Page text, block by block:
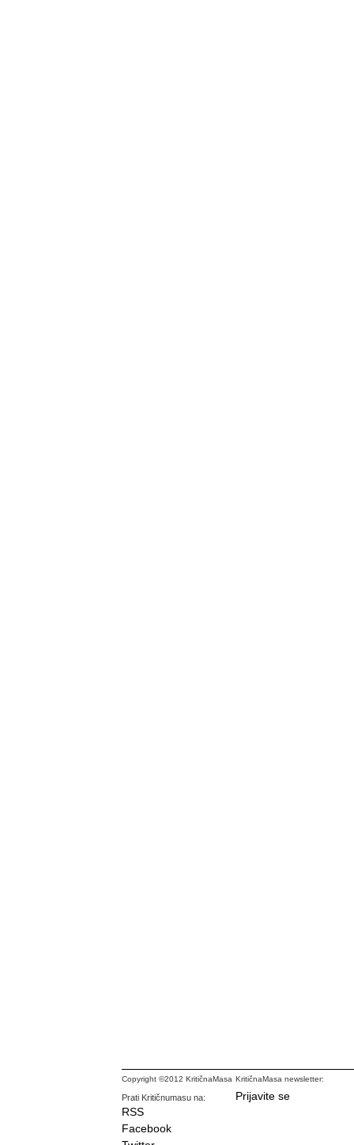
Copyright ©2012 KritičnaMasa
Prati Kritičnumasu na:
RSS
Facebook
KritičnaMasa newsletter:
Prijavite se